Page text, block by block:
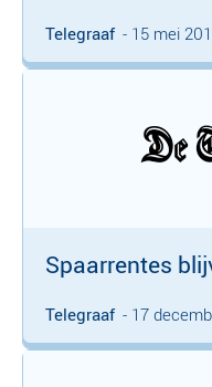
Telegraaf - 15 mei
Spaarrentes
Telegraaf - 17